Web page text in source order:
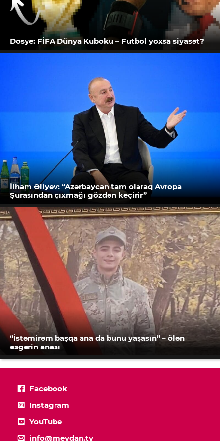
Dosye: FİFA Dünya Kuboku – Futbol yoxsa siyasət?
İlham Əliyev: “Azərbaycan tam olaraq Avropa
Şurasından çıxmağı gözdən keçirir”
“İstəmirəm başqa ana da bunu yaşasın” – ölən
əsgərin anası
Facebook
Instagram
YouTube
info@meydan.tv